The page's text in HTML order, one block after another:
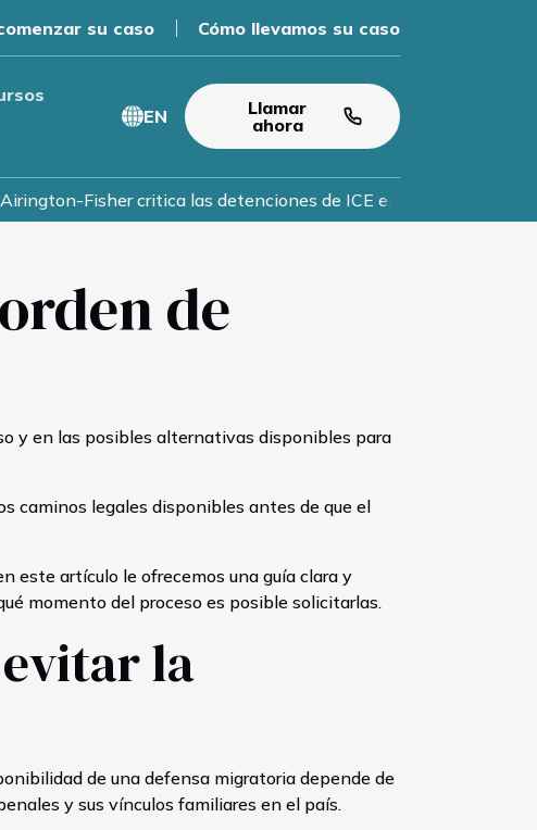
su caso Cómo llevamos su caso
EN
Llamar
ahora
Fisher critica las detenciones de ICE en Chesterfield
de
y en las posibles alternativas disponibles para
caminos legales disponibles antes de que el
este artículo le ofrecemos una guía clara y
momento del proceso es posible solicitarlas.
la
de una defensa migratoria depende de
y sus vínculos familiares en el país.